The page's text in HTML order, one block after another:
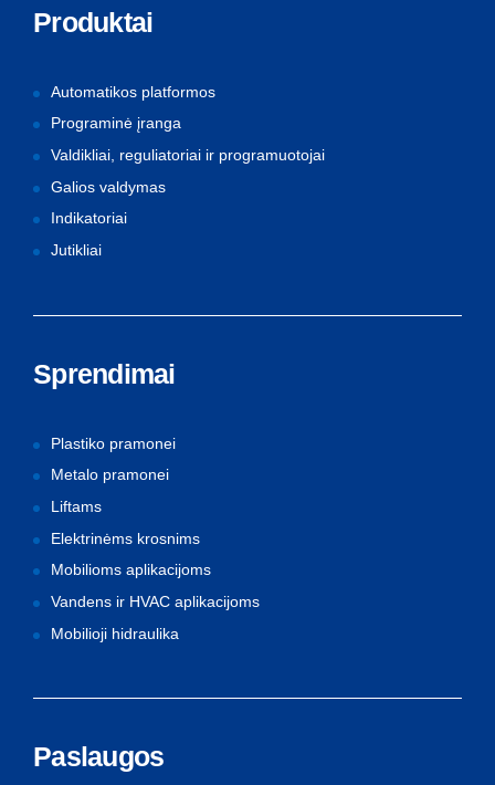
Produktai
Automatikos platformos
Programinė įranga
Valdikliai, reguliatoriai ir programuotojai
Galios valdymas
Indikatoriai
Jutikliai
Sprendimai
Plastiko pramonei
Metalo pramonei
Liftams
Elektrinėms krosnims
Mobilioms aplikacijoms
Vandens ir HVAC aplikacijoms
Mobilioji hidraulika
Paslaugos